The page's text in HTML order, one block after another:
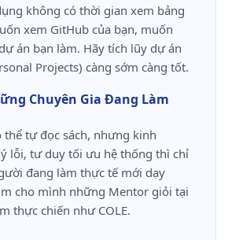
không có thời gian xem bảng
xem GitHub của bạn, muốn
án bạn làm. Hãy tích lũy dự án
Projects) càng sớm càng tốt.
Chuyên Gia Đang Làm
thể tự đọc sách, nhưng kinh
lỗi, tư duy tối ưu hệ thống thì chỉ
đang làm thực tế mới dạy
cho mình những Mentor giỏi tại
thực chiến như COLE.